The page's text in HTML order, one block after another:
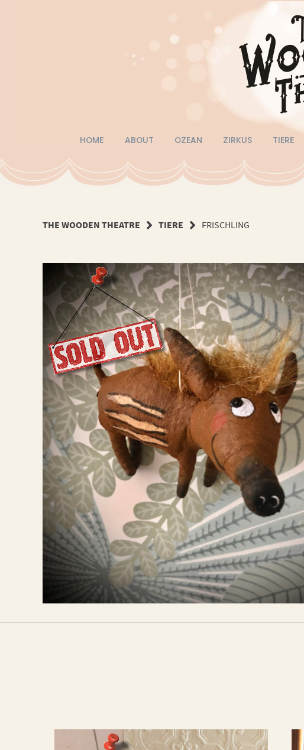
HOME ABOUT OZEAN ZIRKUS TIERE
THE WOODEN THEATRE TIERE FRISCHLING